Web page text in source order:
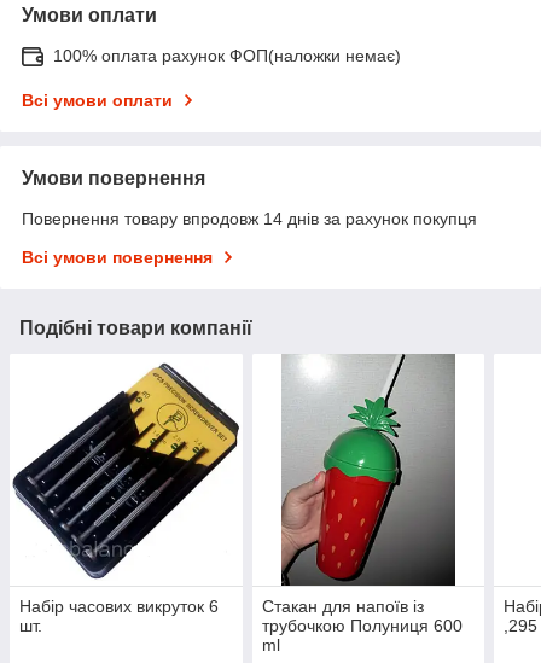
Умови оплати
100% оплата рахунок ФОП(наложки немає)
Всі умови оплати
Умови повернення
Повернення товару впродовж 14 днів за рахунок покупця
Всі умови повернення
Подібні товари компанії
Набір часових викруток 6
шт.
Стакан для напоїв із
трубочкою Полуниця 600
ml